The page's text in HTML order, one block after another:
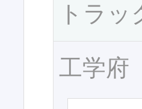
トラッ
工学府